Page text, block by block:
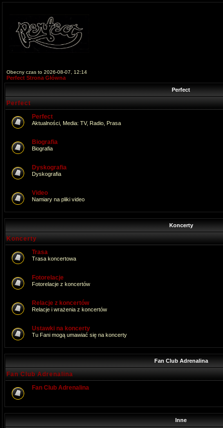
Obecny czas to 2026-08-07, 12:14
Perfect Strona Główna
Perfect
Perfect
Perfect
Aktualności, Media: TV, Radio, Prasa
Biografia
Biografia
Dyskografia
Dyskografia
Video
Namiary na pliki video
Koncerty
Koncerty
Trasa
Trasa koncertowa
Fotorelacje
Fotorelacje z koncertów
Relacje z koncertów
Relacje i wrażenia z koncertów
Ustawki na koncerty
Tu Fani mogą umawiać się na koncerty
Fan Club Adrenalina
Fan Club Adrenalina
Fan Club Adrenalina
Inne